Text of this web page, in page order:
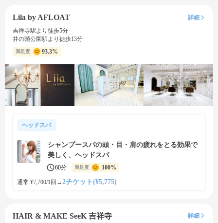
Lila by AFLOAT
詳細
吉祥寺駅より徒歩5分
井の頭公園駅より徒歩13分
満足度 93.3%
ヘッドスパ
シャンプースパの頭・目・肩の疲れをとる効果で
美しく、ヘッドスパ
60分 満足度 100%
通常 ¥7,700/1回 →2チケット(¥5,775)
HAIR & MAKE SeeK 吉祥寺
詳細